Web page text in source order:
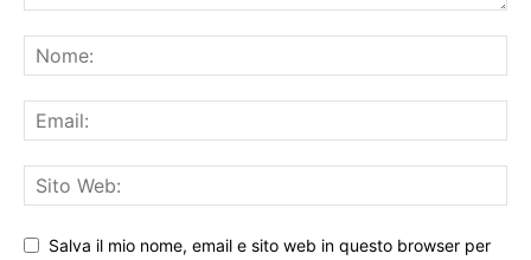
Salva il mio nome, email e sito web in questo browser per